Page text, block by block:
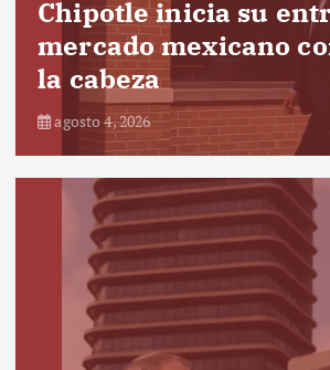
Chipotle inicia su
mercado mexicano
la cabeza
agosto 4, 2026